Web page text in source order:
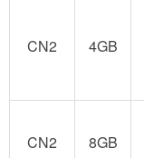
CN2 4GB
CN2 8GB